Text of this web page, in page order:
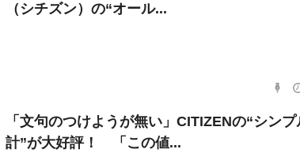
（シチズン）の“オール...
「文句のつけようが無い」CITIZENの“シン
計”が大好評！ 「この値...